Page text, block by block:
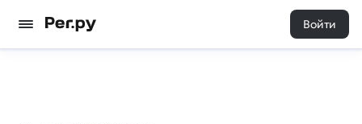
Войти
710 0